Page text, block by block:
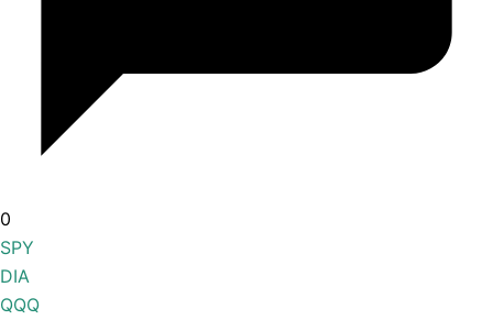
0
SPY
DIA
QQQ